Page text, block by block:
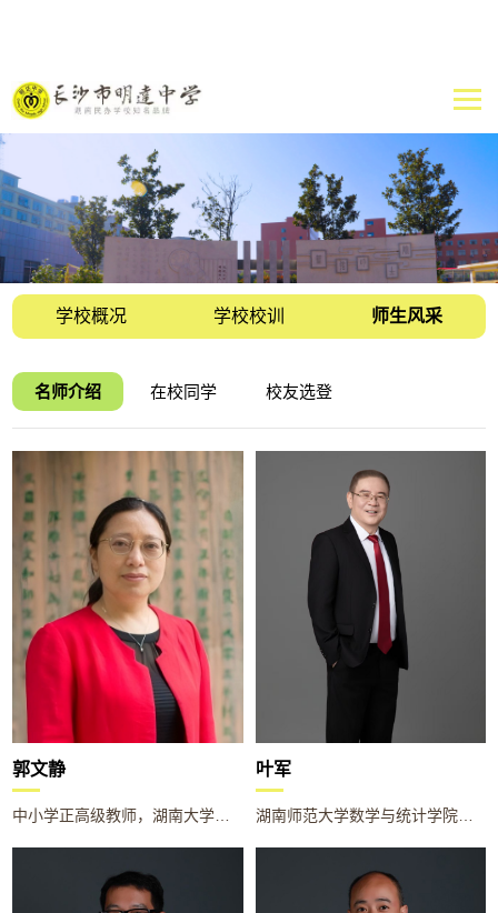
学校概况 学校校训 师生风采
名师介绍 在校同学 校友选登
郭文静
中小学正高级教师，湖南大学硕士生导师，湖南省郭文静高中数学名师网络工作室首席名师，牵头全省数学教研资源开发、精品课与微课建设。 入选为长沙市“教育名师”，长沙市“卓越教师”高中数学学科带头人，长沙市数学教研基地主持人，长沙市名师农村工作站长沙县二中站驻站数学名师，长沙市高三教学工作视导专家。教育教学成绩显著，所带班级多次被评为长沙市先进班级、长沙市五四红旗团支部，所教学生有多人考上清华、北大等顶尖名校。现为明达中学科工班首席班主任，数学教研带头人。
叶军
湖南师范大学数学与统计学院退休教师，深耕数学教育 40 年，主攻竞赛数学、数学解题、高考命题与数学拔尖人才培养。他曾任学院竞赛数学、学科教学方向硕导，独立带教硕士 55 人，累计指导研究生 150 余人，2014 年获评教育部第四届全国教育硕士优秀导师。出版《数学奥林匹克教程》等十部专业著作，在《数学通报》等核心期刊刊发论文百余篇。2003 年创办天问数学，办学 18 年培养清北学子 400 余人，40 余人入选国家数学集训队。现为我校拔尖创新人才培养专家。